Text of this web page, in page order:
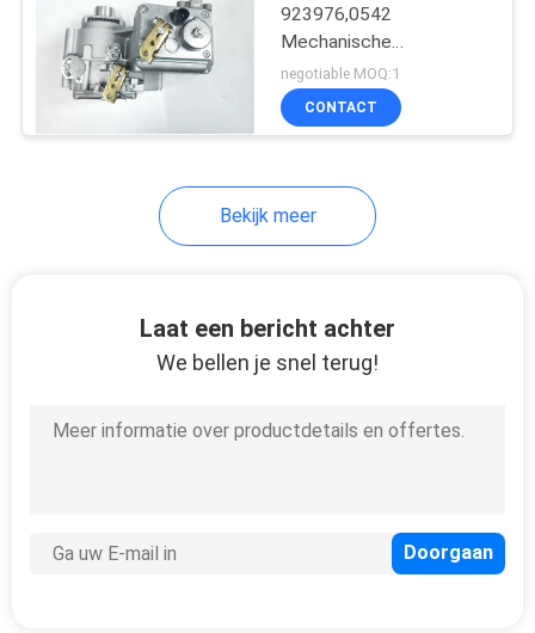
Parts
Kessler Axle Parts
923976,0542
Mechanische
Snelheidsgouverneur
negotiable MOQ:1
CONTACT
Bekijk meer
Laat een bericht achter
We bellen je snel terug!